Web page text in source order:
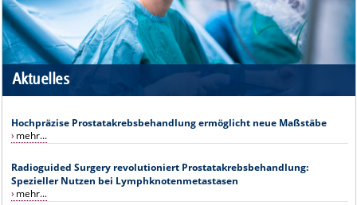
Aktuelles
Hochpräzise Prostatakrebsbehandlung ermöglicht neue Maßstäbe
mehr...
Radioguided Surgery revolutioniert Prostatakrebsbehandlung:
Spezieller Nutzen bei Lymphknotenmetastasen
mehr...